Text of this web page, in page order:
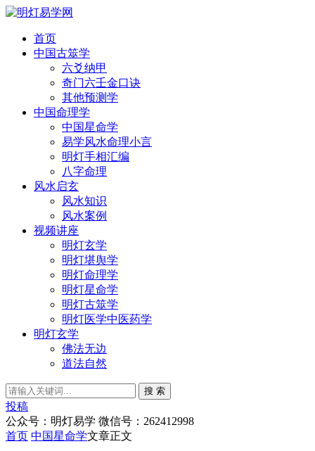
首页
中国古筮学
六爻纳甲
奇门六壬金口诀
其他预测学
中国命理学
中国星命学
易学风水命理小言
明灯手相汇编
八字命理
风水启玄
风水知识
风水案例
视频讲座
明灯玄学
明灯堪舆学
明灯命理学
明灯星命学
明灯古筮学
明灯医学中医药学
明灯玄学
佛法无边
道法自然
搜 索
投稿
公众号：明灯易学 微信号：262412998
首页 中国星命学文章正文